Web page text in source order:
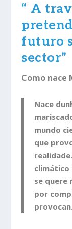
“ A
futuro
sector”
Como nace
Nace
mundo
que
climático
se quere
por
provocan.